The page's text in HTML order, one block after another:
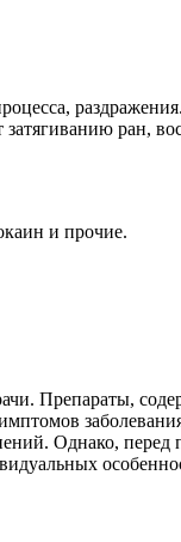
ран,
и прочие.
Препараты,
Однако,